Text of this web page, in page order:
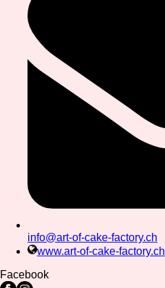
info@art-of-cake-factory.ch
www.art-of-cake-factory.ch
Facebook